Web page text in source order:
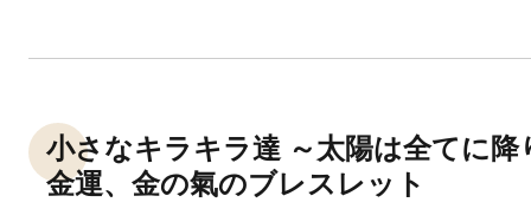
小さなキラキラ達 ～太陽は全てに降
金運、金の氣のブレスレット